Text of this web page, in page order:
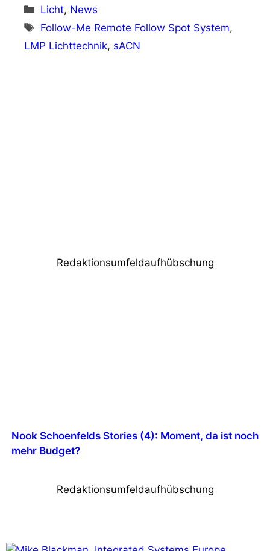
Kategorien
Licht, News
Schlagwörter
Follow-Me Remote Follow Spot System,
LMP Lichttechnik, sACN
Redaktionsumfeldaufhübschung
Nook Schoenfelds Stories (4): Moment, da ist noch
mehr Budget?
Redaktionsumfeldaufhübschung